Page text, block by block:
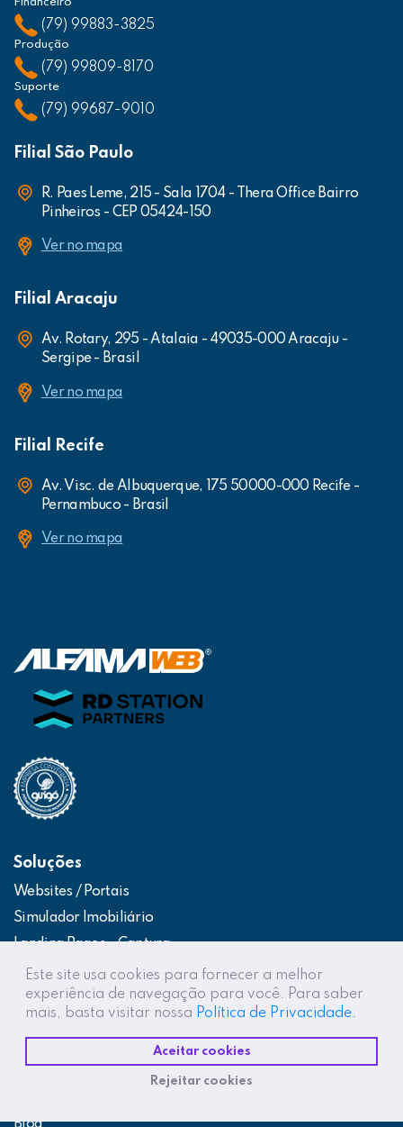
Este site usa cookies para fornecer a melhor
experiência de navegação para você. Para saber
mais, basta visitar nossa Política de Privacidade.
Aceitar cookies
Rejeitar cookies
(79) 99883-3825
Produção
(79) 99809-8170
Suporte
(79) 99687-9010
Filial São Paulo
R. Paes Leme, 215 - Sala 1704 - Thera Office Bairro
Pinheiros - CEP 05424-150
Ver no mapa
Filial Aracaju
Av. Rotary, 295 - Atalaia - 49035-000 Aracaju -
Sergipe - Brasil
Ver no mapa
Filial Recife
Av. Visc. de Albuquerque, 175 50000-000 Recife -
Pernambuco - Brasil
Ver no mapa
Soluções
Websites / Portais
Simulador Imobiliário
Landing Pages – Captura
Web App – Portal do Cliente
Intranets / Extranets
Integração Construtor de Vendas
Destaques